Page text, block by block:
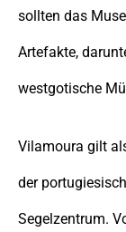
sollten das
Artefakte,
westgotische
Vilamoura gilt
der
Segelzentrum.